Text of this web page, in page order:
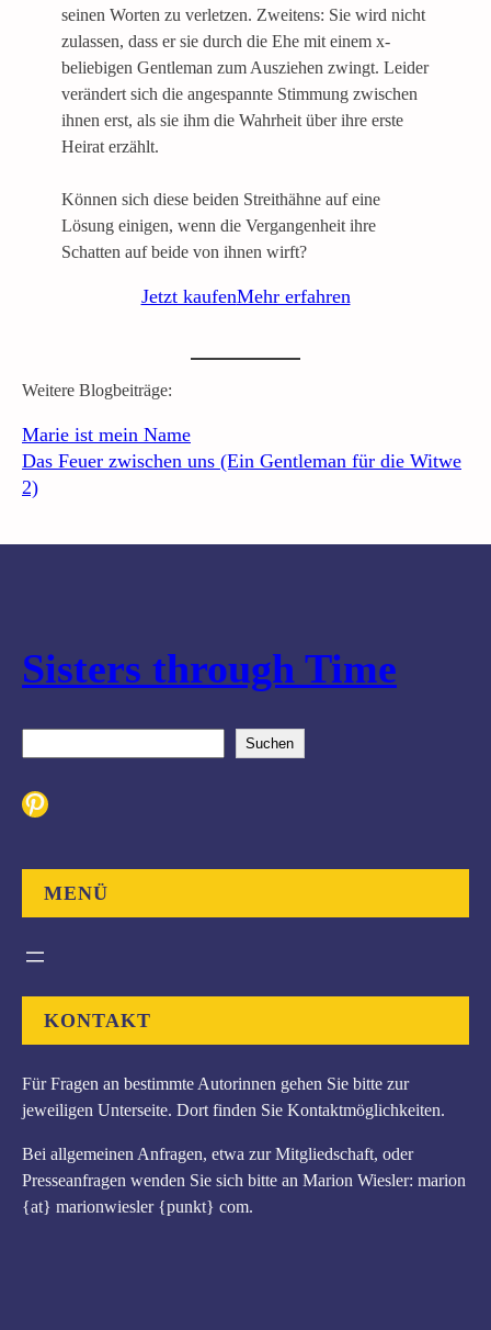
seinen Worten zu verletzen. Zweitens: Sie wird nicht
zulassen, dass er sie durch die Ehe mit einem x-
beliebigen Gentleman zum Ausziehen zwingt. Leider
verändert sich die angespannte Stimmung zwischen
ihnen erst, als sie ihm die Wahrheit über ihre erste
Heirat erzählt.
Können sich diese beiden Streithähne auf eine
Lösung einigen, wenn die Vergangenheit ihre
Schatten auf beide von ihnen wirft?
Jetzt kaufenMehr erfahren
Weitere Blogbeiträge:
Marie ist mein Name
Das Feuer zwischen uns (Ein Gentleman für die Witwe
2)
Sisters through Time
c
h
n
Suchen
Pinterest
MENÜ
KONTAKT
Für Fragen an bestimmte Autorinnen gehen Sie bitte zur
jeweiligen Unterseite. Dort finden Sie Kontaktmöglichkeiten.
Bei allgemeinen Anfragen, etwa zur Mitgliedschaft, oder
Presseanfragen wenden Sie sich bitte an Marion Wiesler: marion
{at} marionwiesler {punkt} com.